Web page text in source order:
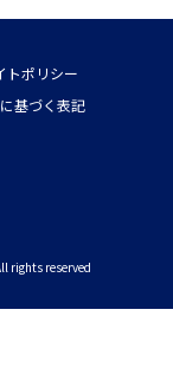
トポリシー
基づく表記
rights reserved